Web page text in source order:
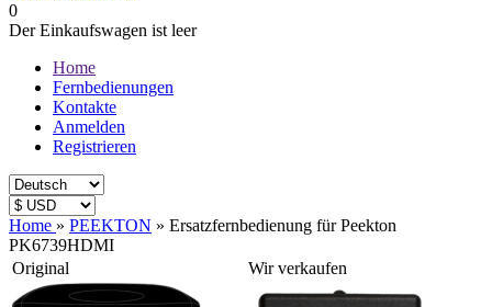
0
Der Einkaufswagen ist leer
Home
Fernbedienungen
Kontakte
Anmelden
Registrieren
Home » PEEKTON » Ersatzfernbedienung für Peekton
PK6739HDMI
Original
Wir verkaufen